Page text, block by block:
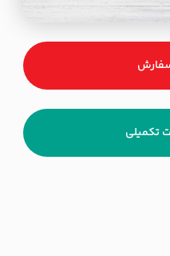
تکمیلی